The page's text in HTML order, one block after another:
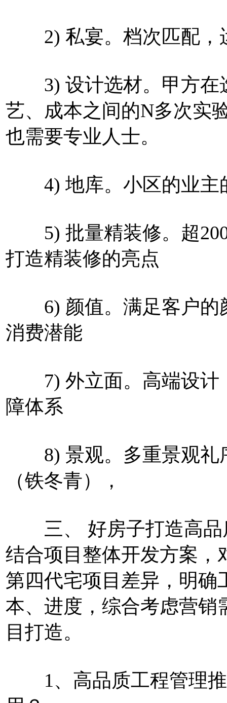
2) 私宴。档次匹配，
3) 设计选材。甲方在
艺、成本之间的N多次实
也需要专业人士。
4) 地库。小区的业主
5) 批量精装修。超200
打造精装修的亮点
6) 颜值。满足客户的
消费潜能
7) 外立面。高端设计
障体系
8) 景观。多重景观礼
（铁冬青），
三、 好房子打造高品
结合项目整体开发方案，
第四代宅项目差异，明确
本、进度，综合考虑营销
目打造。
1、高品质工程管理推